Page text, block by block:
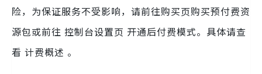
险，为保证服务不受影响，请前往购买页购买预付费资
源包或前往 控制台设置页 开通后付费模式。具体请查
看 计费概述 。